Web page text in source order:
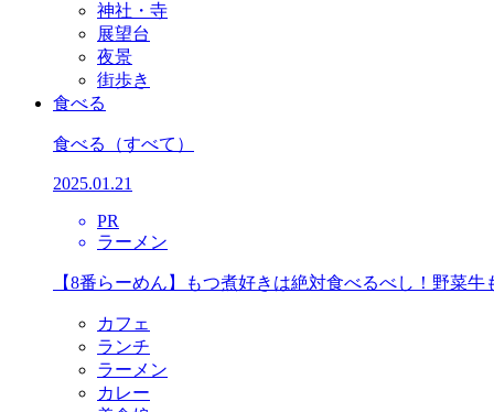
神社・寺
展望台
夜景
街歩き
食べる
食べる （すべて）
2025.01.21
PR
ラーメン
【8番らーめん】もつ煮好きは絶対食べるべし！野菜
カフェ
ランチ
ラーメン
カレー